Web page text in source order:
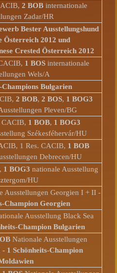
2 BOBinternationale
Zadar/HR
Bester Ausstellungshund
Österreich 2012 und
Crested Österreich 2012
1 BOS internationale
Wels/A
Champions Bulgarien
2 BOB,2 BOS, 1 BOG3
Pleven/BG
1 BOB, 1 BOG3
Székesféhervár/HU
1 Res. CACIB, 1 BOB
Debrecen/HU
, 1 BOG3 nationale Ausstellung
HU
Ausstellungen Georgien I + II -
Champion Georgien
Ausstellung Black Sea
Champion Bulgarien
Nationale Ausstellungen
- 1 Schönheits-Champion